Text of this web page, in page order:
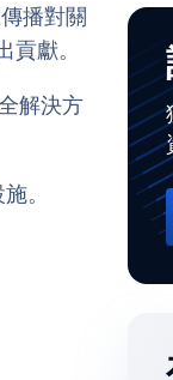
播對關
獻。
解決方
。